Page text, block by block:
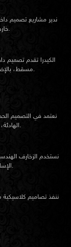
ندير مشاريع تصميم
خارجي للحدائق والمجمعات في المنامة.
الكيدرا تقدم
مسقط، بالإضافة إلى تصميم حدائق ومشاريع خارجية فاخرة.
نعتمد في التصميم
الهادئة، ونطبقه في الفلل، المكاتب، والصالات.
نستخدم الزخارف
الإسلامية في المساجد، الفلل، والمطاعم.
ننفذ تصاميم كلاسيكية